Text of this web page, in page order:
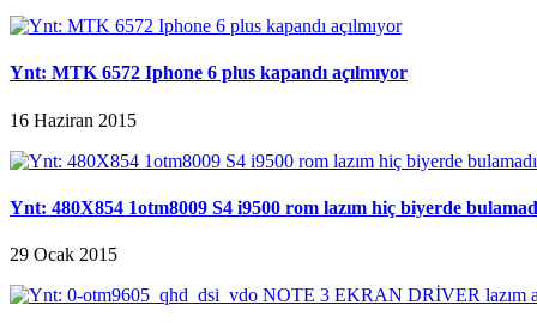
Ynt: MTK 6572 Iphone 6 plus kapandı açılmıyor
16 Haziran 2015
Ynt: 480X854 1otm8009 S4 i9500 rom lazım hiç biyerde
29 Ocak 2015